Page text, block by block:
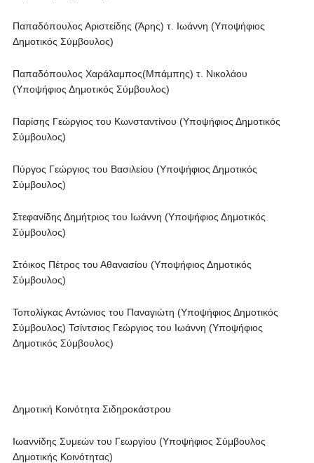
Παπαδόπουλος Αριστείδης (Άρης) τ. Ιωάννη (Υποψήφιος
Δημοτικός Σύμβουλος)
Παπαδόπουλος Χαράλαμπος(Μπάμπης) τ. Νικολάου
(Υποψήφιος Δημοτικός Σύμβουλος)
Παρίσης Γεώργιος του Κωνσταντίνου (Υποψήφιος Δημοτικός
Σύμβουλος)
Πύργος Γεώργιος του Βασιλείου (Υποψήφιος Δημοτικός
Σύμβουλος)
Στεφανίδης Δημήτριος του Ιωάννη (Υποψήφιος Δημοτικός
Σύμβουλος)
Στόικος Πέτρος του Αθανασίου (Υποψήφιος Δημοτικός
Σύμβουλος)
Τοπολίγκας Αντώνιος του Παναγιώτη (Υποψήφιος Δημοτικός
Σύμβουλος) Τσίντσιος Γεώργιος του Ιωάννη (Υποψήφιος
Δημοτικός Σύμβουλος)
Δημοτική Κοινότητα Σιδηροκάστρου
Ιωαννίδης Συμεών του Γεωργίου (Υποψήφιος Σύμβουλος
Δημοτικής Κοινότητας)